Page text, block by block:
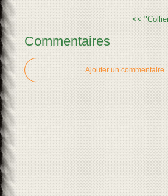
<<
Commentaires
Ajouter un commentaire